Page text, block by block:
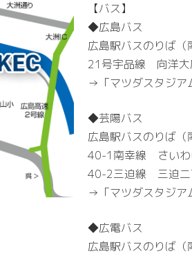
【バス】
◆広島バス
広島駅バスのりば（
21号宇品線 向洋大
→「マツダスタジ
◆芸陽バス
広島駅バスのりば
40-1南幸線 さいわ
40-2三迫線 三
→「マツダスタジ
◆広電バス
広島駅バスのりば